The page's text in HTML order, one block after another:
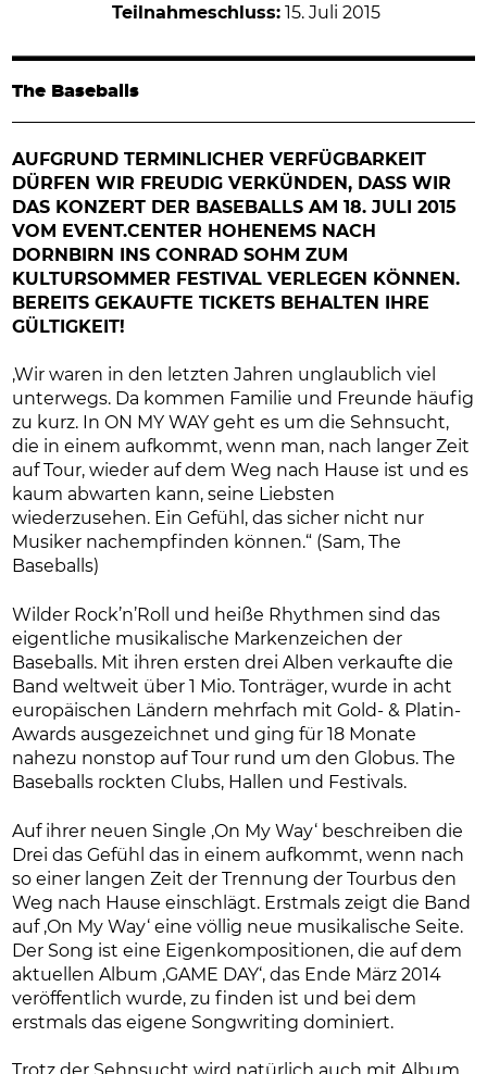
Teilnahmeschluss: 15. Juli 2015
The Baseballs
AUFGRUND TERMINLICHER VERFÜGBARKEIT
DÜRFEN WIR FREUDIG VERKÜNDEN, DASS WIR
DAS KONZERT DER BASEBALLS AM 18. JULI 2015
VOM EVENT.CENTER HOHENEMS NACH
DORNBIRN INS CONRAD SOHM ZUM
KULTURSOMMER FESTIVAL VERLEGEN KÖNNEN.
BEREITS GEKAUFTE TICKETS BEHALTEN IHRE
GÜLTIGKEIT!
‚Wir waren in den letzten Jahren unglaublich viel
unterwegs. Da kommen Familie und Freunde häufig
zu kurz. In ON MY WAY geht es um die Sehnsucht,
die in einem aufkommt, wenn man, nach langer Zeit
auf Tour, wieder auf dem Weg nach Hause ist und es
kaum abwarten kann, seine Liebsten
wiederzusehen. Ein Gefühl, das sicher nicht nur
Musiker nachempfinden können.“ (Sam, The
Baseballs)
Wilder Rock’n’Roll und heiße Rhythmen sind das
eigentliche musikalische Markenzeichen der
Baseballs. Mit ihren ersten drei Alben verkaufte die
Band weltweit über 1 Mio. Tonträger, wurde in acht
europäischen Ländern mehrfach mit Gold- & Platin-
Awards ausgezeichnet und ging für 18 Monate
nahezu nonstop auf Tour rund um den Globus. The
Baseballs rockten Clubs, Hallen und Festivals.
Auf ihrer neuen Single ‚On My Way‘ beschreiben die
Drei das Gefühl das in einem aufkommt, wenn nach
so einer langen Zeit der Trennung der Tourbus den
Weg nach Hause einschlägt. Erstmals zeigt die Band
auf ‚On My Way‘ eine völlig neue musikalische Seite.
Der Song ist eine Eigenkompositionen, die auf dem
aktuellen Album ‚GAME DAY‘, das Ende März 2014
veröffentlich wurde, zu finden ist und bei dem
erstmals das eigene Songwriting dominiert.